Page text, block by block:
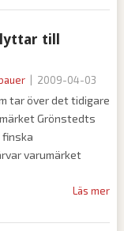
till
2009-04-03
tar över det tidigare
Grönstedts
varumärket
Läs mer